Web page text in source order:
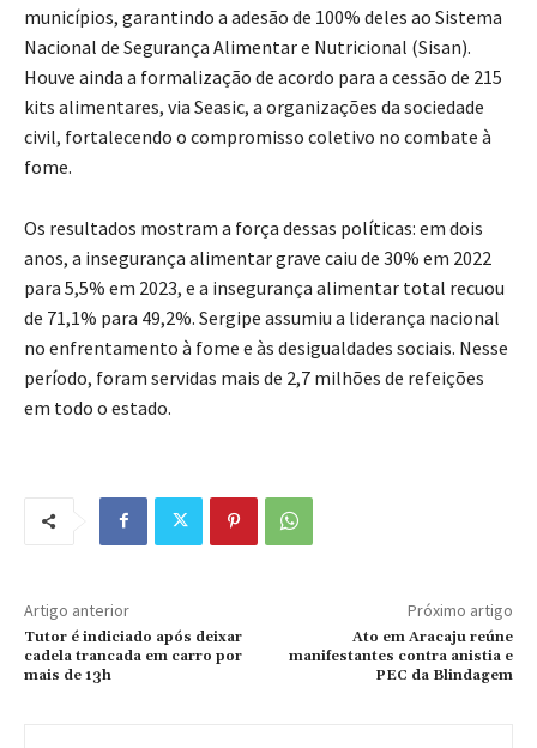
municípios, garantindo a adesão de 100% deles ao Sistema
Nacional de Segurança Alimentar e Nutricional (Sisan).
Houve ainda a formalização de acordo para a cessão de 215
kits alimentares, via Seasic, a organizações da sociedade
civil, fortalecendo o compromisso coletivo no combate à
fome.
Os resultados mostram a força dessas políticas: em dois
anos, a insegurança alimentar grave caiu de 30% em 2022
para 5,5% em 2023, e a insegurança alimentar total recuou
de 71,1% para 49,2%. Sergipe assumiu a liderança nacional
no enfrentamento à fome e às desigualdades sociais. Nesse
período, foram servidas mais de 2,7 milhões de refeições
em todo o estado.
Artigo anterior
Tutor é indiciado após deixar
cadela trancada em carro por
mais de 13h
Próximo artigo
Ato em Aracaju reúne
manifestantes contra anistia e
PEC da Blindagem